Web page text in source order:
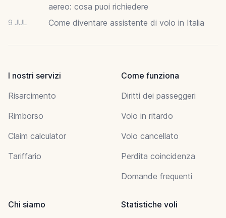
aereo: cosa puoi richiedere
9 JUL Come diventare assistente di volo in Italia
I nostri servizi
Risarcimento
Rimborso
Claim calculator
Tariffario
Come funziona
Diritti dei passeggeri
Volo in ritardo
Volo cancellato
Perdita coincidenza
Domande frequenti
Chi siamo
Statistiche voli